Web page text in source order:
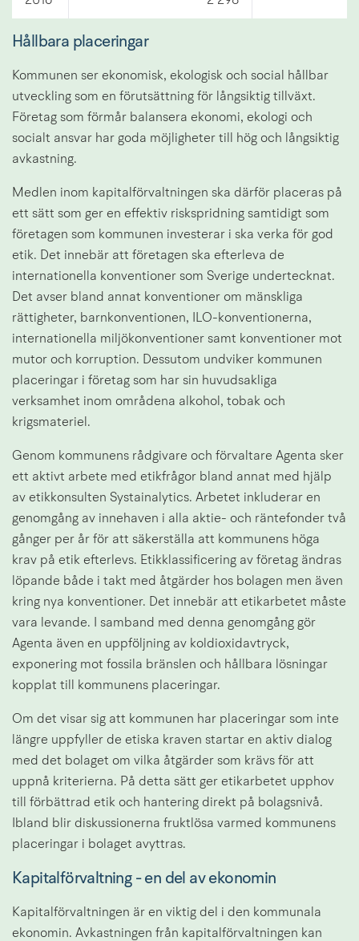
Hållbara placeringar
Kommunen ser ekonomisk, ekologisk och social hållbar
utveckling som en förutsättning för långsiktig tillväxt.
Företag som förmår balansera ekonomi, ekologi och
socialt ansvar har goda möjligheter till hög och långsiktig
avkastning.
Medlen inom kapitalförvaltningen ska därför placeras på
ett sätt som ger en effektiv riskspridning samtidigt som
företagen som kommunen investerar i ska verka för god
etik. Det innebär att företagen ska efterleva de
internationella konventioner som Sverige undertecknat.
Det avser bland annat konventioner om mänskliga
rättigheter, barnkonventionen, ILO-konventionerna,
internationella miljökonventioner samt konventioner mot
mutor och korruption. Dessutom undviker kommunen
placeringar i företag som har sin huvudsakliga
verksamhet inom områdena alkohol, tobak och
krigsmateriel.
Genom kommunens rådgivare och förvaltare Agenta sker
ett aktivt arbete med etikfrågor bland annat med hjälp
av etikkonsulten Systainalytics. Arbetet inkluderar en
genomgång av innehaven i alla aktie- och räntefonder två
gånger per år för att säkerställa att kommunens höga
krav på etik efterlevs. Etikklassificering av företag ändras
löpande både i takt med åtgärder hos bolagen men även
kring nya konventioner. Det innebär att etikarbetet måste
vara levande. I samband med denna genomgång gör
Agenta även en uppföljning av koldioxidavtryck,
exponering mot fossila bränslen och hållbara lösningar
kopplat till kommunens placeringar.
Om det visar sig att kommunen har placeringar som inte
längre uppfyller de etiska kraven startar en aktiv dialog
med det bolaget om vilka åtgärder som krävs för att
uppnå kriterierna. På detta sätt ger etikarbetet upphov
till förbättrad etik och hantering direkt på bolagsnivå.
Ibland blir diskussionerna fruktlösa varmed kommunens
placeringar i bolaget avyttras.
Kapitalförvaltning - en del av ekonomin
Kapitalförvaltningen är en viktig del i den kommunala
ekonomin. Avkastningen från kapitalförvaltningen kan